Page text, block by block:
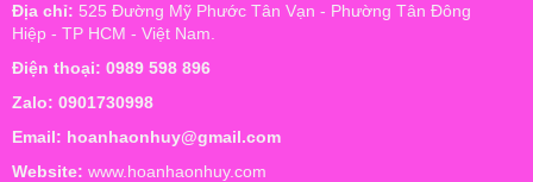
Địa chỉ: 525 Đường Mỹ Phước Tân Vạn - Phường Tân Đông
Hiệp - TP HCM - Việt Nam.
Điện thoại: 0989 598 896
Zalo: 0901730998
Email: hoanhaonhuy@gmail.com
Website: www.hoanhaonhuy.com